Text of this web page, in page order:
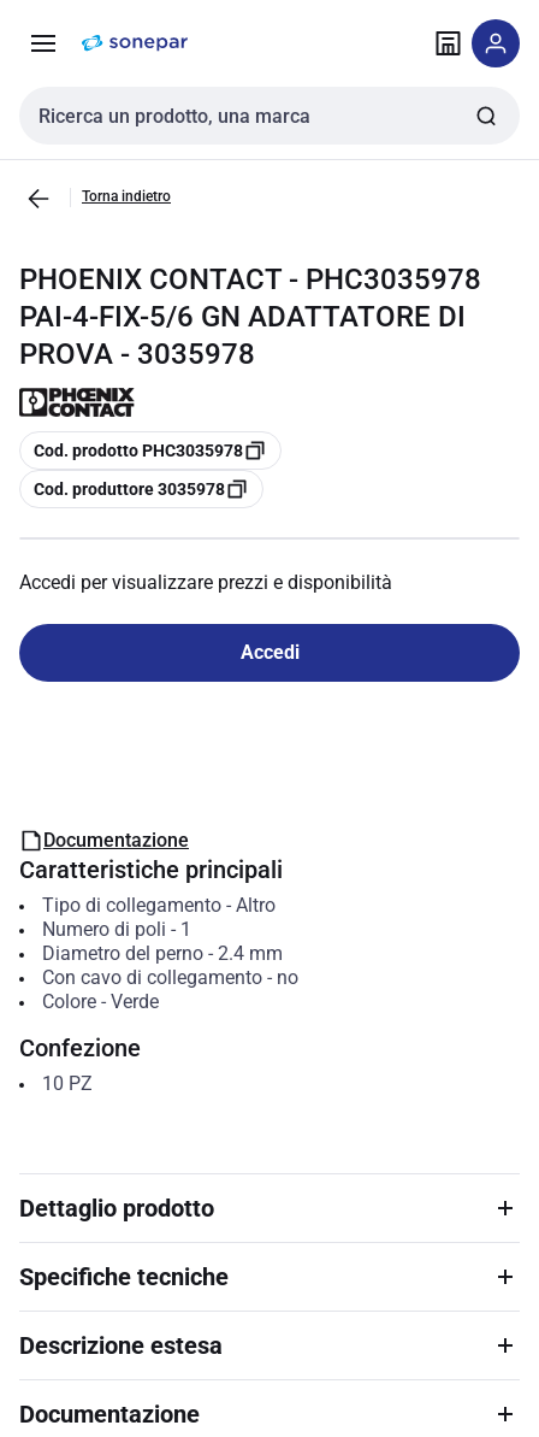
navigazione alla
Cerca input
Torna indietro
PHOENIX CONTACT - PHC3035978
PAI-4-FIX-5/6 GN ADATTATORE DI
PROVA - 3035978
copia
Cod. prodotto PHC3035978
copia
Cod. produttore 3035978
Accedi per visualizzare prezzi e disponibilità
Accedi
Documentazione
Caratteristiche principali
Tipo di collegamento- Altro
Numero di poli - 1
Diametro del perno- 2.4 mm
Con cavo di collegamento- no
Colore- Verde
Confezione
10 PZ
Dettaglio prodotto
Specifiche tecniche
Descrizione estesa
Documentazione